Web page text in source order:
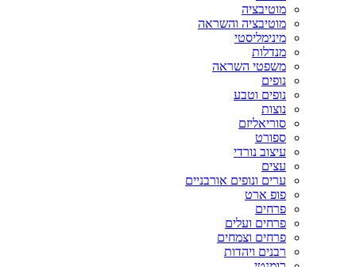
מוטיבציה
מוטיבציה והשראה
מינימליסטי
מנדלות
משפטי השראה
נופים
נופים וטבע
נוצות
סוריאליזם
ספורט
עיצוב נורדי
עצים
ערים ונופים אורבניים
פופ ארט
פרחים
פרחים ועלים
פרחים וצמחים
רבנים ויהדות